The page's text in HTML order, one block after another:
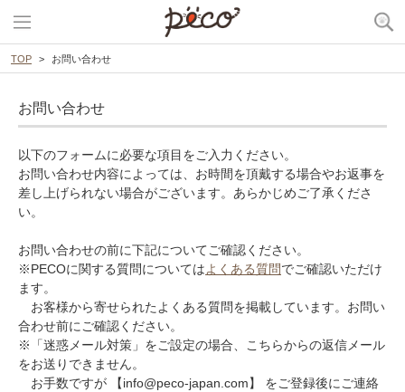
TOP お問い合わせ
お問い合わせ
以下のフォームに必要な項目をご入力ください。
お問い合わせ内容によっては、お時間を頂戴する場合やお返事を
差し上げられない場合がございます。あらかじめご了承くださ
い。
お問い合わせの前に下記についてご確認ください。
※PECOに関する質問についてはよくある質問でご確認いただけ
ます。
お客様から寄せられたよくある質問を掲載しています。お問い
合わせ前にご確認ください。
※「迷惑メール対策」をご設定の場合、こちらからの返信メール
をお送りできません。
お手数ですが 【info@peco-japan.com】 をご登録後にご連絡